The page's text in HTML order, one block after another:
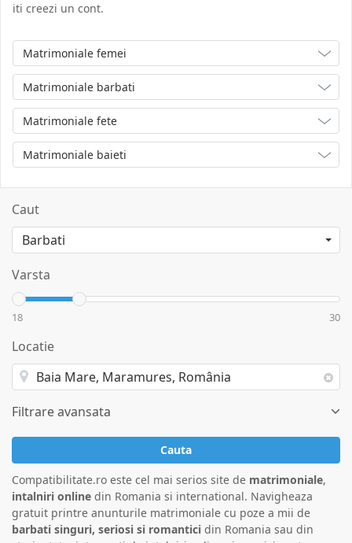
iti creezi un cont.
Matrimoniale femei
Matrimoniale barbati
Matrimoniale fete
Matrimoniale baieti
Caut
Varsta
18 30
Locatie
Filtrare avansata
Cauta
Compatibilitate.ro este cel mai serios site de matrimoniale,
intalniri online din Romania si international. Navigheaza
gratuit printre anunturile matrimoniale cu poze a mii de
barbati singuri, seriosi si romantici din Romania sau din